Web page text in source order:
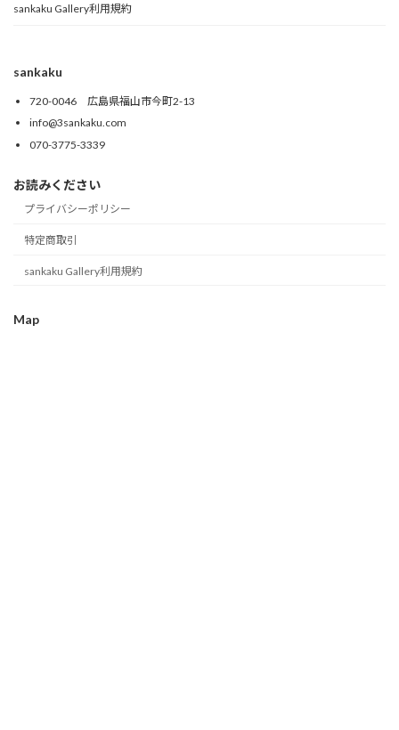
sankaku Gallery利用規約
sankaku
720-0046 広島県福山市今町2-13
info@3sankaku.com
070-3775-3339
お読みください
プライバシーポリシー
特定商取引
sankaku Gallery利用規約
Map